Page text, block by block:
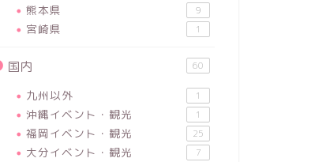
熊本県 9
宮崎県 1
国内 60
九州以外 1
沖縄イベント・観光 1
福岡イベント・観光 25
大分イベント・観光 7